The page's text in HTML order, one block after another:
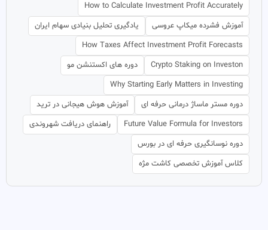
How to Calculate Investment Profit Accurately
آموزش فشرده میکاپ عروسی
یادگیری تحلیل بنیادی سهام ایران
How Taxes Affect Investment Profit Forecasts
Crypto Staking on Investon
دوره های اکستنشن مو
Why Starting Early Matters in Investing
دوره مستر ماساژ درمانی حرفه ای
آموزش هوش هیجانی در ترید
Future Value Formula for Investors
راهنمای دریافت شهروندی
دوره نوسانگیری حرفه ای در بورس
کلاس آموزش تخصصی کاشت مژه